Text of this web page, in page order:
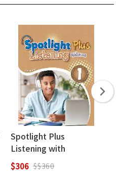
Spotlight Plus
Listening with
Speaking 1 (with Caves
WebSource)
$306 $$360